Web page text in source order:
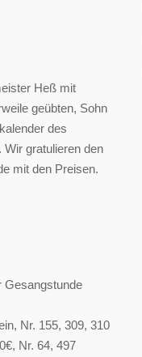
Heß mit
geübten, Sohn
des
gratulieren den
mit den Preisen.
Gesangstunde
Nr. 155, 309, 310
Nr. 64, 497